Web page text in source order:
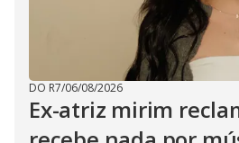
DO R7/06/08/2026
Ex-atriz mirim